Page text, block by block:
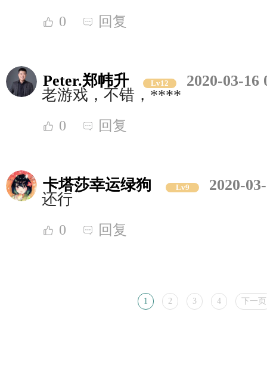
0 回复
Peter.郑帏升 Lv12
2020-03-16
老游戏，不错，****
0 回复
卡塔莎幸运绿狗 Lv9
2020-
还行
0 回复
1 2 3 4 下一页